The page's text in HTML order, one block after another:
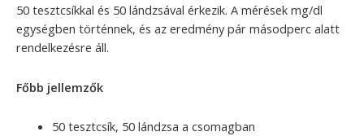
50 tesztcsíkkal és 50 lándzsával érkezik. A mérések mg/dl
egységben történnek, és az eredmény pár másodperc alatt
rendelkezésre áll.
Főbb jellemzők
50 tesztcsík, 50 lándzsa a csomagban